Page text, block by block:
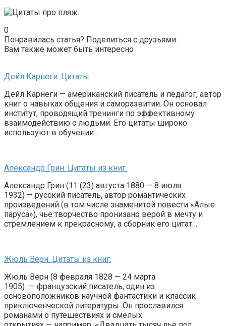
0
Понравилась статья? Поделиться с друзьями:
Вам также может быть интересно
Дейл Карнеги. Цитаты.
Дейл Карнеги — американский писатель и педагог, автор
книг о навыках общения и саморазвитии. Он основал
институт, проводящий тренинги по эффективному
взаимодействию с людьми. Его цитаты широко
используют в обучении…
Александр Грин. Цитаты из книг.
Александр Грин (11 (23) августа 1880 — 8 июля
1932) — русский писатель, автор романтических
произведений (в том числе знаменитой повести «Алые
паруса»), чьё творчество пронизано верой в мечту и
стремлением к прекрасному, а сборник его цитат…
Жюль Верн. Цитаты из книг.
Жюль Верн (8 февраля 1828 — 24 марта
1905) — французский писатель, один из
основоположников научной фантастики и классик
приключенческой литературы. Он прославился
романами о путешествиях и смелых